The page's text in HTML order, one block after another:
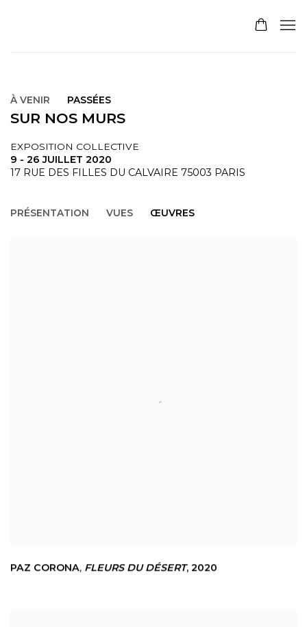
À VENIR PASSÉES
SUR NOS MURS
EXPOSITION COLLECTIVE
9 - 26 JUILLET 2020
17 RUE DES FILLES DU CALVAIRE 75003 PARIS
PRÉSENTATION VUES ŒUVRES
PAZ CORONA, FLEURS DU DÉSERT, 2020